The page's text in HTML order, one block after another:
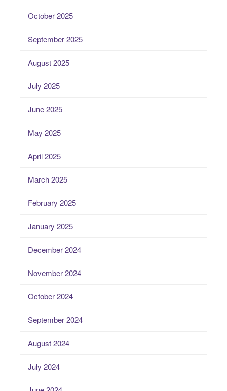
October 2025
September 2025
August 2025
July 2025
June 2025
May 2025
April 2025
March 2025
February 2025
January 2025
December 2024
November 2024
October 2024
September 2024
August 2024
July 2024